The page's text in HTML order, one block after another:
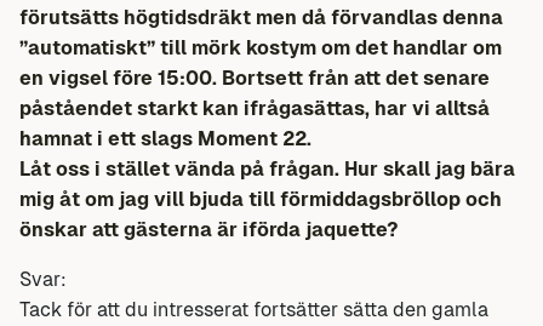
förutsätts högtidsdräkt men då förvandlas denna
”automatiskt” till mörk kostym om det handlar om
en vigsel före 15:00. Bortsett från att det senare
påståendet starkt kan ifrågasättas, har vi alltså
hamnat i ett slags Moment 22.
Låt oss i stället vända på frågan. Hur skall jag bära
mig åt om jag vill bjuda till förmiddagsbröllop och
önskar att gästerna är iförda jaquette?
Svar:
Tack för att du intresserat fortsätter sätta den gamla